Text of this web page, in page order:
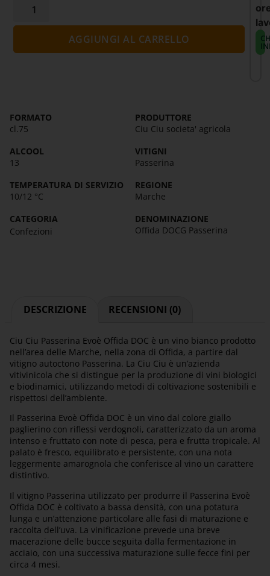
AGGIUNGI AL CARRELLO
FORMATO
cl.75
PRODUTTORE
Ciu Ciu societa' agricola
ALCOOL
13
VITIGNI
Passerina
TEMPERATURA DI SERVIZIO
10/12 °C
REGIONE
Marche
CATEGORIA
Confezioni
DENOMINAZIONE
Offida DOCG Passerina
DESCRIZIONE RECENSIONI (0)
Ciu Ciu Passerina Evoè Offida DOC è un vino bianco prodotto
nell’area delle Marche, nella zona di Offida, a partire dal
vitigno autoctono Passerina. La Ciu Ciu è un’azienda
vitivinicola che si distingue per la produzione di vini biologici
e biodinamici, utilizzando metodi di coltivazione sostenibili e
rispettosi dell’ambiente.
Il Passerina Evoè Offida DOC è un vino dal colore giallo
paglierino con riflessi verdognoli, caratterizzato da un aroma
intenso e fruttato con note di pesca, pera e frutta tropicale. Al
palato è fresco, equilibrato e persistente, con una nota
leggermente amarognola che conferisce al vino un carattere
distintivo.
Il vitigno Passerina utilizzato per produrre il Passerina Evoè
Offida DOC è coltivato a bassa densità, con una potatura
lunga e un’attenzione particolare alle fasi di maturazione e
raccolta dell’uva. La vinificazione prevede una breve
macerazione delle bucce seguita dalla fermentazione in
acciaio, con una successiva maturazione sulle fecce fini per
circa 4 mesi.